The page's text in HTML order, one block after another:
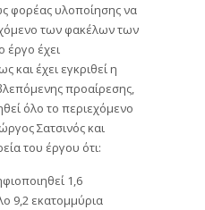
φορέας υλοποίησης να
των φακέλων των
έργο έχει
και έχει εγκριθεί η
προαίρεσης,
όλο το περιεχόμενο
Σατσινός και
του έργου ότι:
1,6
9,2 εκατομμύρια